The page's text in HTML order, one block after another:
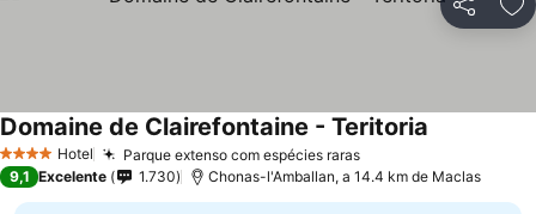
Partilhar
4 EstrelasHotel Parque extenso com espécies raras
Domaine de Clairefontaine - Teritoria
9,1 Excelente 1.730 Chonas-l'Amballan, a 14.4 km de Maclas